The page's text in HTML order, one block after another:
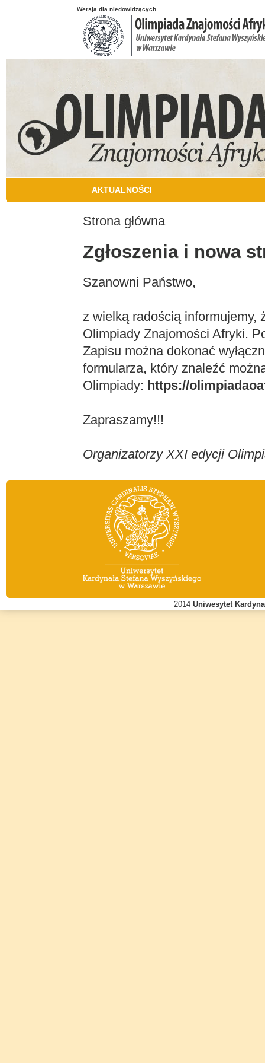
Wersja dla niedowidzących
AKTUALNOŚCI
Strona główna
Zgłoszenia i nowa
Szanowni Państwo,
z wielką radością informujemy,
Olimpiady Znajomości Afryki.
Zapisu można dokonać
formularza, który znaleźć
Olimpiady: https://
Zapraszamy!!!
Organizatorzy XXI edycji
2014 Uniwesytet